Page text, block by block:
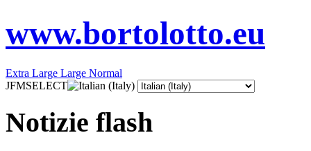
www.bortolotto.eu
Extra Large Large Normal
JFMSELECT
Notizie flash